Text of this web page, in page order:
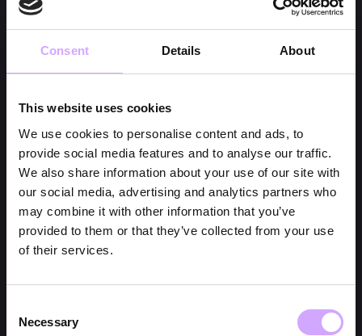
Consent Details About
This website uses cookies
We use cookies to personalise content and ads, to
provide social media features and to analyse our traffic.
We also share information about your use of our site with
our social media, advertising and analytics partners who
may combine it with other information that you’ve
provided to them or that they’ve collected from your use
of their services.
Selection
Necessary